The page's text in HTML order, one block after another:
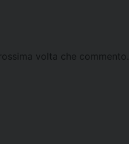
volta che commento.